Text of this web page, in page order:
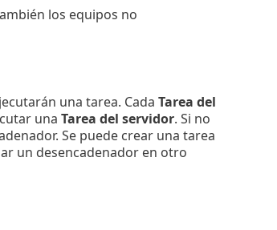
los equipos no
una tarea. Cada Tarea del
una Tarea del servidor. Si no
Se puede crear una tarea
un desencadenador en otro